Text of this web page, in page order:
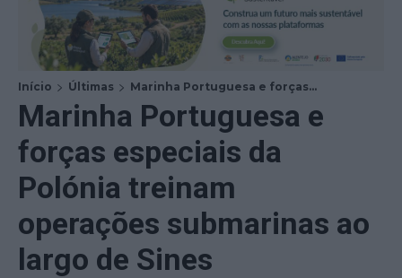
Início Últimas Marinha Portuguesa e forças...
Marinha Portuguesa e
forças especiais da
Polónia treinam
operações submarinas ao
largo de Sines